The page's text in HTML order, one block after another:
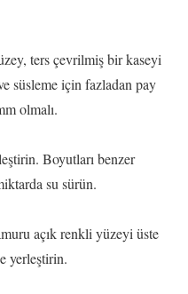
ters çevrilmiş bir kaseyi
süsleme için fazladan pay
olmalı.
Boyutları benzer
su sürün.
açık renkli yüzeyi üste
yerleştirin.